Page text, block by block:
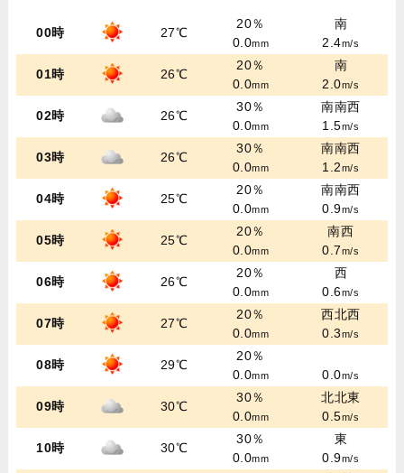
00時 27℃
20％
0.0mm
南
2.4m/s
01時 26℃
20％
0.0mm
南
2.0m/s
02時 26℃
30％
0.0mm
南南西
1.5m/s
03時 26℃
30％
0.0mm
南南西
1.2m/s
04時 25℃
20％
0.0mm
南南西
0.9m/s
05時 25℃
20％
0.0mm
南西
0.7m/s
06時 26℃
20％
0.0mm
西
0.6m/s
07時 27℃
20％
0.0mm
西北西
0.3m/s
08時 29℃
20％
0.0mm 0.0m/s
09時 30℃
30％
0.0mm
北北東
0.5m/s
10時 30℃
30％
0.0mm
東
0.9m/s